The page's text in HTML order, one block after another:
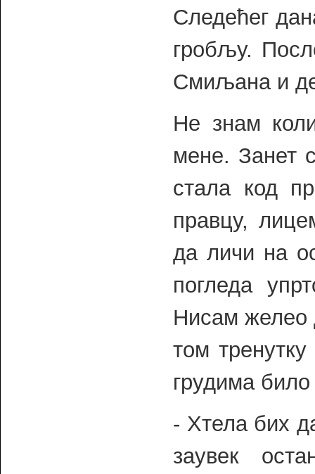
Следећег
гробљу.
Смиљана и
Не знам
мене. Занет
стала код
правцу,
да личи на
погледа
Нисам желео
том
грудима
- Хтела бих
заувек